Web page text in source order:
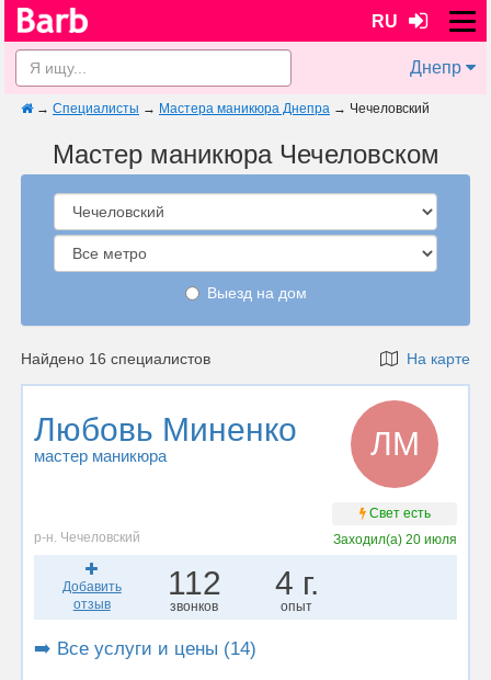
RU
Днепр
→ Специалисты → Мастера маникюра Днепра → Чечеловский
Мастер маникюра Чечеловском
Выезд на дом
Найдено 16 специалистов На карте
Любовь Миненко
мастер маникюра ЛМ
Свет есть
р-н. Чечеловский
Заходил(а) 20 июля
Добавить
отзыв
112
звонков
4 г.
опыт
➡️ Все услуги и цены (14)